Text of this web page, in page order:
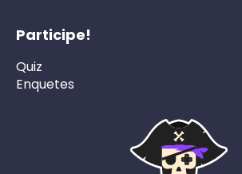
Participe!
Quiz
Enquetes